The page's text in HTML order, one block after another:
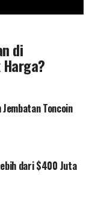
di
Jembatan Toncoin
dari $400 Juta